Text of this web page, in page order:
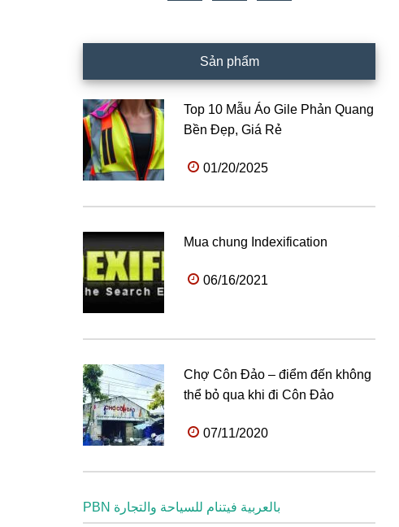
Sản phẩm
Top 10 Mẫu Áo Gile Phản Quang
Bền Đẹp, Giá Rẻ
01/20/2025
Mua chung Indexification
06/16/2021
Chợ Côn Đảo – điểm đến không
thể bỏ qua khi đi Côn Đảo
07/11/2020
PBN بالعربية فيتنام للسياحة والتجارة